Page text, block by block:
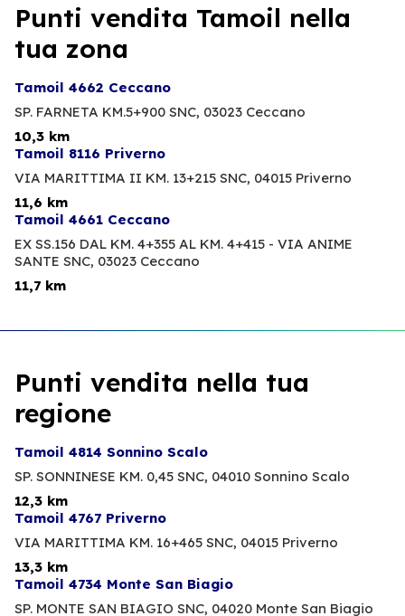
Punti vendita Tamoil nella
tua zona
Tamoil 4662 Ceccano
SP. FARNETA KM.5+900 SNC, 03023 Ceccano
10,3 km
Tamoil 8116 Priverno
VIA MARITTIMA II KM. 13+215 SNC, 04015 Priverno
11,6 km
Tamoil 4661 Ceccano
EX SS.156 DAL KM. 4+355 AL KM. 4+415 - VIA ANIME
SANTE SNC, 03023 Ceccano
11,7 km
Punti vendita nella tua
regione
Tamoil 4814 Sonnino Scalo
SP. SONNINESE KM. 0,45 SNC, 04010 Sonnino Scalo
12,3 km
Tamoil 4767 Priverno
VIA MARITTIMA KM. 16+465 SNC, 04015 Priverno
13,3 km
Tamoil 4734 Monte San Biagio
SP. MONTE SAN BIAGIO SNC, 04020 Monte San Biagio